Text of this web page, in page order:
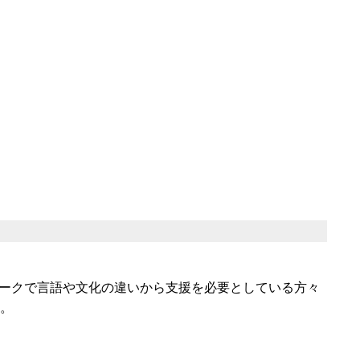
クで言語や文化の違いから支援を必要としている方々